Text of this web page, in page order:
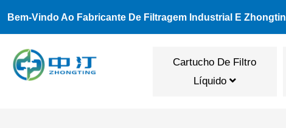
Conteúdo
Bem-Vindo Ao Fabricante De Filtragem Industrial E
Cartucho De Filtro
Líquido